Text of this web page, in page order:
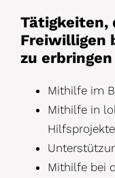
Tätigkeiten,
Freiwilligen
zu
Mithilfe im
Mithilfe in
Mithilfe bei